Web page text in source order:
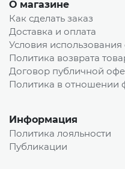
О магазине
Как сделать заказ
Доставка и оплата
Условия использования
Политика возврата
Договор публичной
Политика в отношении
Информация
Политика лояльности
Публикации